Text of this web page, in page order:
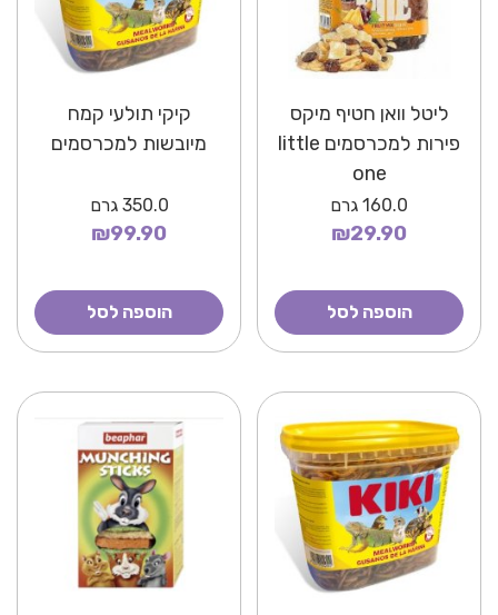
ליטל וואן חטיף מיקס
פירות למכרסמים little
one
160.0 גרם
₪29.90
הוספה לסל
קיקי תולעי קמח
מיובשות למכרסמים
350.0 גרם
₪99.90
הוספה לסל